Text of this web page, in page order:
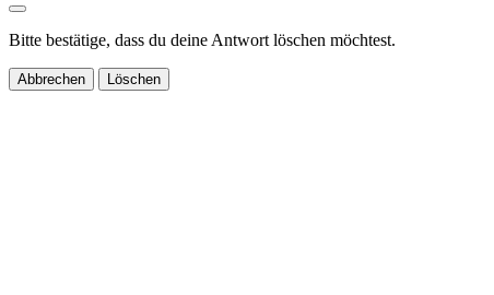
Bitte bestätige, dass du deine Antwort löschen möchtest.
Abbrechen Löschen